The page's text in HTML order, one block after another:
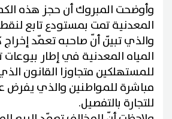
وأوضحت المبروك أن حجز هذه
المعدنية تمت بمستودع تابع
والذي تبيّن أنّ صاحبه تعمّد
المياه المعدنية في إطار بيوعات
للمستهلكين متجاوزا القانون
مباشرة للمواطنين والذي يفرض
للتجارة بالتفصيل.